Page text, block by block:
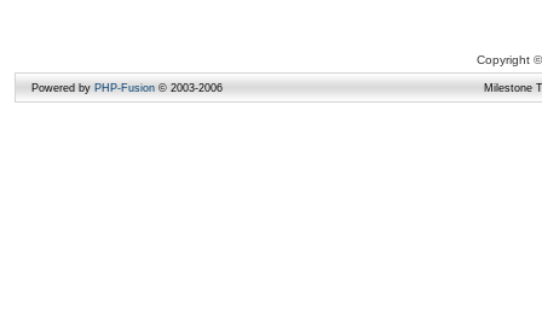
Copyright
Powered by PHP-Fusion © 2003-2006 Milestone